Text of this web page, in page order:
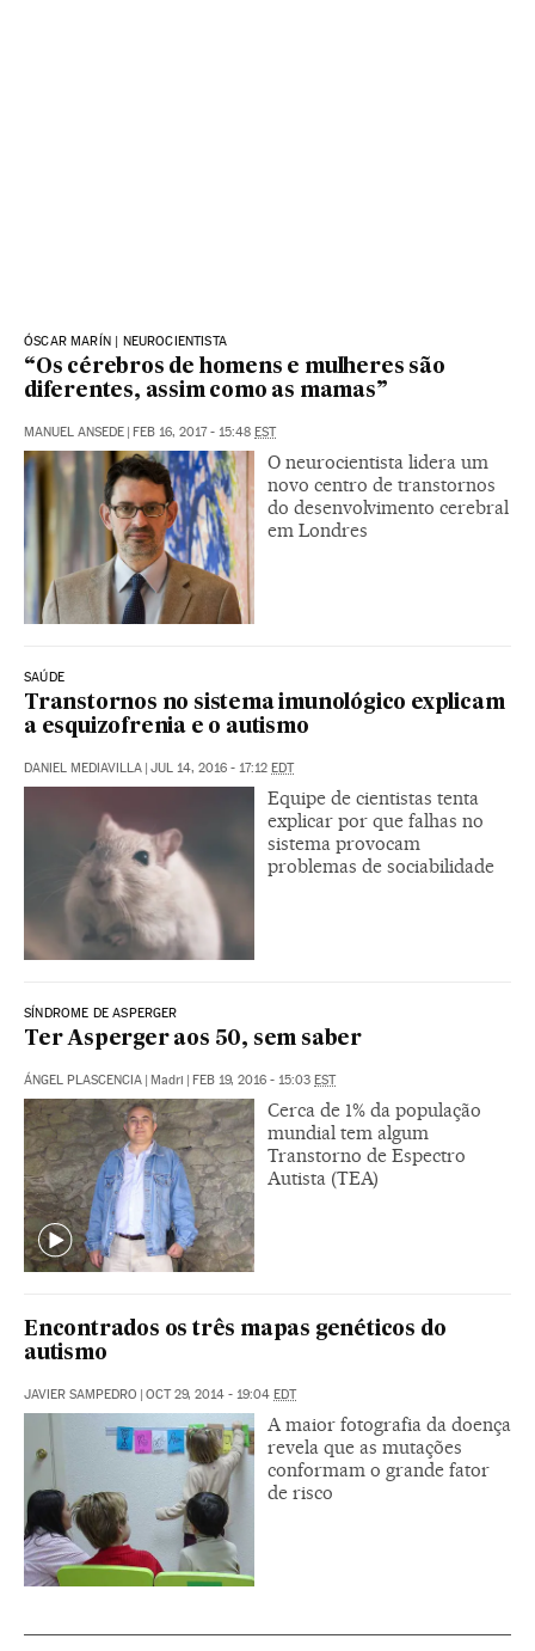
ÓSCAR MARÍN | NEUROCIENTISTA
“Os cérebros de homens e mulheres são
diferentes, assim como as mamas”
MANUEL ANSEDE | FEB 16, 2017 - 15:48 EST
O neurocientista lidera um
novo centro de transtornos
do desenvolvimento cerebral
em Londres
SAÚDE
Transtornos no sistema imunológico explicam
a esquizofrenia e o autismo
DANIEL MEDIAVILLA | JUL 14, 2016 - 17:12 EDT
Equipe de cientistas tenta
explicar por que falhas no
sistema provocam
problemas de sociabilidade
SÍNDROME DE ASPERGER
Ter Asperger aos 50, sem saber
ÁNGEL PLASCENCIA | Madri | FEB 19, 2016 - 15:03 EST
Cerca de 1% da população
mundial tem algum
Transtorno de Espectro
Autista (TEA)
Encontrados os três mapas genéticos do
autismo
JAVIER SAMPEDRO | OCT 29, 2014 - 19:04 EDT
A maior fotografia da doença
revela que as mutações
conformam o grande fator
de risco